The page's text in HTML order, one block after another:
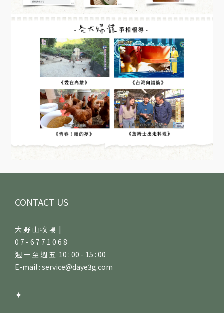
CONTACT US
大 野 山 牧 場 |
0 7 - 6 7 7 1 0 6 8
週 一 至 週 五 10 : 00 - 15 : 00
E-mail : service@daye3g.com
✦